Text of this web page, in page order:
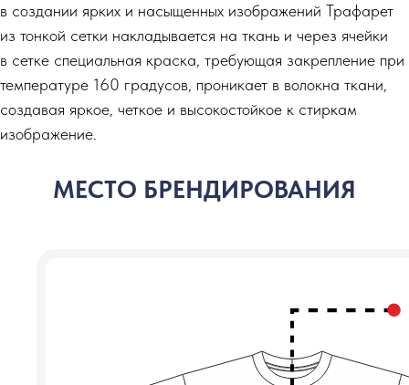
в создании ярких и насыщенных изображений Трафарет
из тонкой сетки накладывается на ткань и через ячейки
в сетке специальная краска, требующая закрепление при
температуре 160 градусов, проникает в волокна ткани,
создавая яркое, четкое и высокостойкое к стиркам
изображение.
МЕСТО БРЕНДИРОВАНИЯ